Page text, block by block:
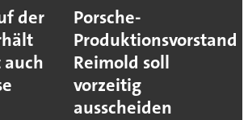
der
auch
Porsche-
Produktionsvorstand
Reimold soll
vorzeitig
ausscheiden